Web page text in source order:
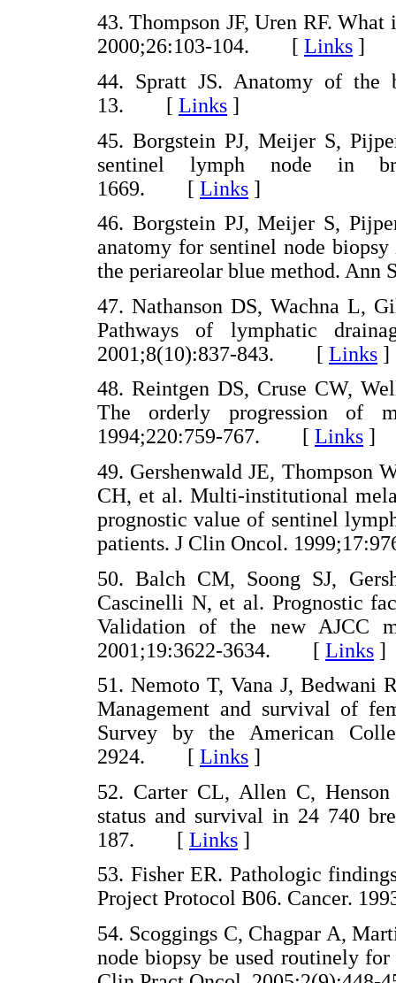
43. Thompson JF, Uren RF.
2000;26:103-104. [ Links ]
44. Spratt JS. Anatomy of the
13. [ Links ]
45. Borgstein PJ, Meijer S,
sentinel lymph node in
1669. [ Links ]
46. Borgstein PJ, Meijer S,
anatomy for sentinel node
the periareolar blue method.
47. Nathanson DS, Wachna L,
Pathways of lymphatic
2001;8(10):837-843. [ Links ]
48. Reintgen DS, Cruse CW,
The orderly progression of
1994;220:759-767. [ Links ]
49. Gershenwald JE, Thompson
CH, et al. Multi-institutional
prognostic value of sentinel
patients. J Clin Oncol.
50. Balch CM, Soong SJ,
Cascinelli N, et al. Prognostic
Validation of the new AJCC
2001;19:3622-3634. [ Links ]
51. Nemoto T, Vana J, Bedwani
Management and survival of
Survey by the American
2924. [ Links ]
52. Carter CL, Allen C,
status and survival in 24 740
187. [ Links ]
53. Fisher ER. Pathologic
Project Protocol B06. Cancer.
54. Scoggings C, Chagpar A,
node biopsy be used routinely